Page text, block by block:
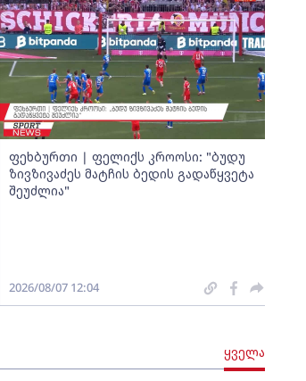
ფეხბურთი | ფელიქს კროოსი: "ბუდუ
ზივზივაძეს მატჩის ბედის გადაწყვეტა
შეუძლია"
2026/08/07 12:04
ყველა